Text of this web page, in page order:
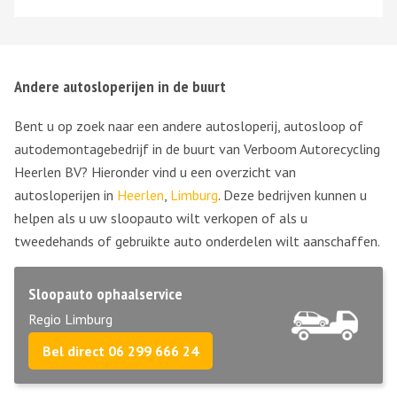
je als je het onderdeel moet ophalen dat het er is.
Andere autosloperijen in de buurt
Bent u op zoek naar een andere autosloperij, autosloop of
autodemontagebedrijf in de buurt van Verboom Autorecycling
Heerlen BV? Hieronder vind u een overzicht van
autosloperijen in Heerlen, Limburg. Deze bedrijven kunnen u
helpen als u uw sloopauto wilt verkopen of als u
tweedehands of gebruikte auto onderdelen wilt aanschaffen.
Sloopauto ophaalservice
Regio Limburg
Bel direct 06 299 666 24